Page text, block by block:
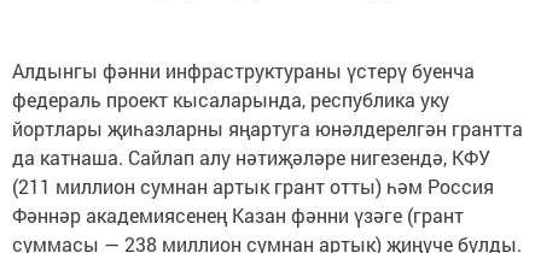
Алдынгы фәнни инфраструктураны үстерү буенча
федераль проект кысаларында, республика уку
йортлары җиһазларны яңартуга юнәлдерелгән грантта
да катнаша. Сайлап алу нәтиҗәләре нигезендә, КФУ
(211 миллион сумнан артык грант отты) һәм Россия
Фәннәр академиясенең Казан фәнни үзәге (грант
суммасы — 238 миллион сумнан артык) җиңүче булды.